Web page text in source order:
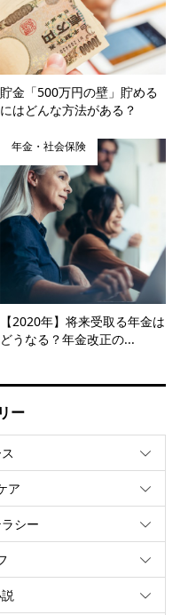
貯金「500万円の壁」貯める
にはどんな方法がある？
年金・社会保険
【2020年】将来受取る年金は
どうなる？年金改正の...
ー
ア
シー